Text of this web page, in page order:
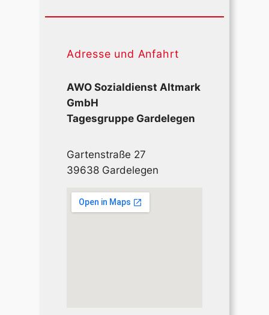
Adresse und Anfahrt
AWO Sozialdienst Altmark
GmbH
Tagesgruppe Gardelegen
Gartenstraße 27
39638 Gardelegen